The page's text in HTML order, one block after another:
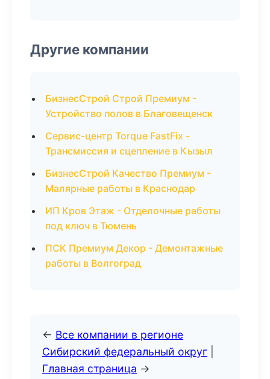
Другие компании
БизнесСтрой Строй Премиум -
Устройство полов в Благовещенск
Сервис-центр Torque FastFix -
Трансмиссия и сцепление в Кызыл
БизнесСтрой Качество Премиум -
Малярные работы в Краснодар
ИП Кров Этаж - Отделочные работы
под ключ в Тюмень
ПСК Премиум Декор - Демонтажные
работы в Волгоград
← Все компании в регионе
Сибирский федеральный округ
Главная страница →